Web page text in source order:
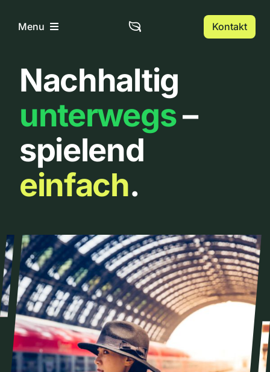
InhaltMenu
Home
Über uns
Urbanlist
Kontakt
Nachhaltig
unterwegs–
spielend
einfach.